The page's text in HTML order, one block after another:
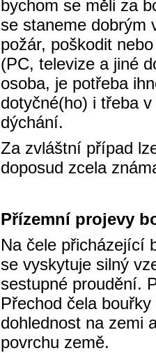
bychom se měli za
se staneme dobrým
požár, poškodit
(PC, televize a jiné
osoba, je potřeba
dotyčné(ho) i třeba
dýchání.
Za zvláštní případ
doposud zcela
Přízemní projevy
Na čele přicházející
se vyskytuje silný
sestupné proudění.
Přechod čela
dohlednost na zemi
povrchu země.